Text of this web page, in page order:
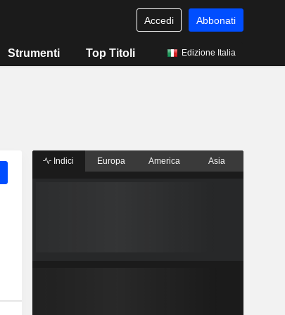
Accedi Abbonati
Strumenti Top Titoli Edizione Italia
Indici Europa America Asia